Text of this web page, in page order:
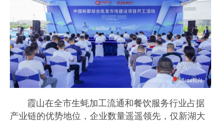
霞山在全市生蚝加工流通和餐饮服务行业占据
产业链的优势地位，企业数量遥遥领先，仅新湖大